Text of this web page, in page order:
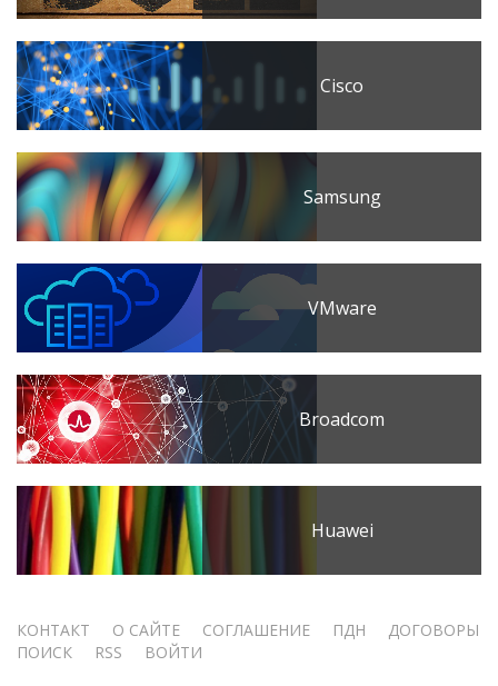
Cisco
Samsung
VMware
Broadcom
Huawei
Меню
КОНТАКТ О САЙТЕ СОГЛАШЕНИЕ ПДН
ДОГОВОРЫ
ПОИСК
RSS ВОЙТИ